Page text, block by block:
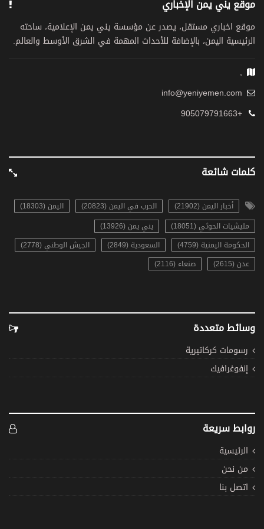
موقع يني يمن الإخباري
موقع اخباري مستقل، يصدر عن مؤسسة يني يمن الإعلامية، ساحته
الرئيسية اليمن، بالإضافة للأحداث المهمة في الشرق الأوسط والعالم.
,
info@yeniyemen.com
+905079791663
كلمات شائعة
أخبار اليمن (21902) الحرب في اليمن (20823)
اليمن (18303)
مليشيات الحوثي (18051)
يني يمن (13926)
الحكومة اليمنية (4759)
السعودية (2849)
الجيش الوطني (2778)
عدن (2615)
صنعاء (2116)
وسائط متعددة
رسومات كركاتيرية
إنفوغرافيك
روابط سريعة
الرئيسية
من نحن
اتصل بنا